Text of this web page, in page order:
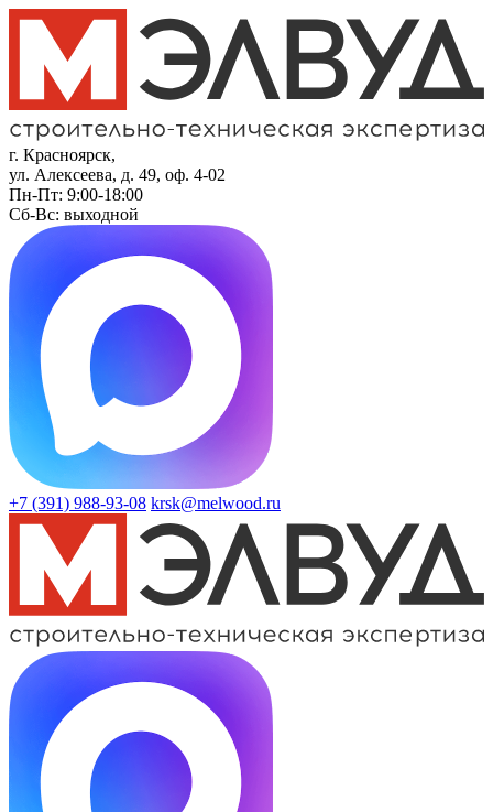
г. Красноярск,
ул. Алексеева, д. 49, оф. 4-02
Пн-Пт: 9:00-18:00
Сб-Вс: выходной
+7 (391) 988-93-08 krsk@melwood.ru